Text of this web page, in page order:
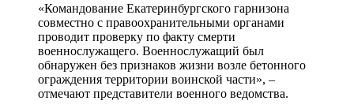
«Командование Екатеринбургского гарнизона
совместно с правоохранительными органами
проводит проверку по факту смерти
военнослужащего. Военнослужащий был
обнаружен без признаков жизни возле бетонного
ограждения территории воинской части», –
отмечают представители военного ведомства.